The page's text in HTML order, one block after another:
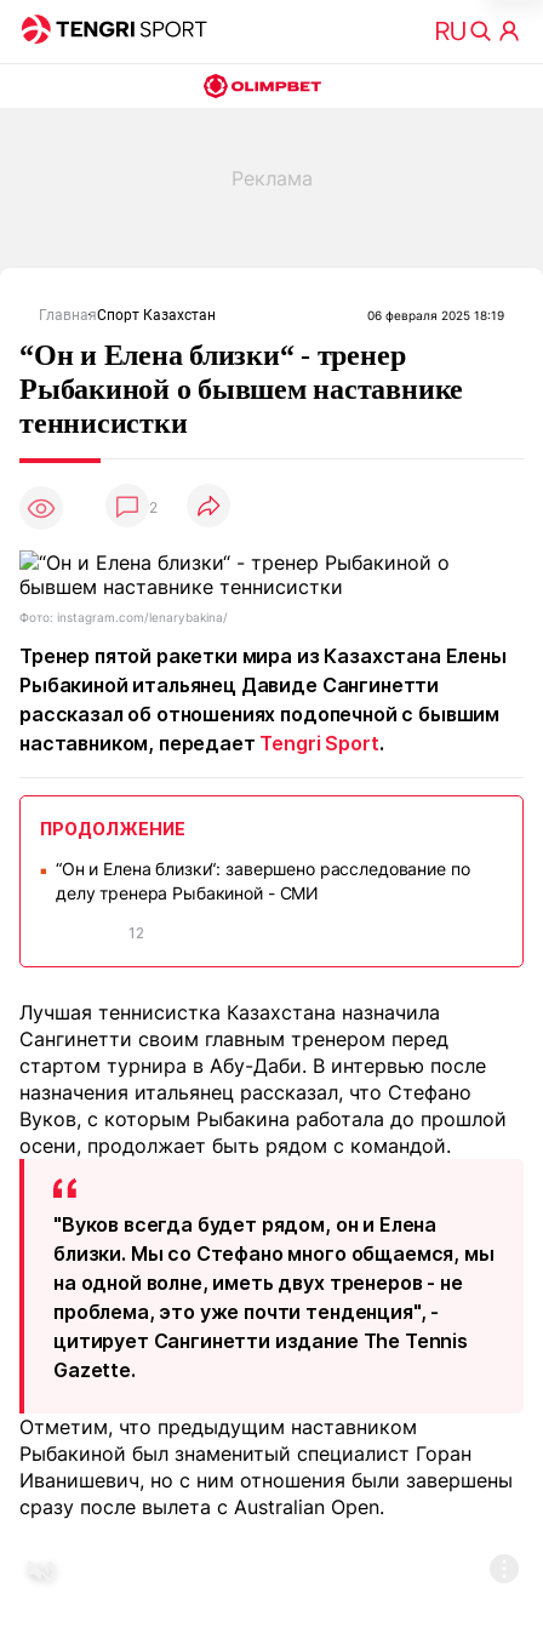
ГлавнаяСпорт Казахстан 06 февраля 2025 18:19
“Он и Елена близки“ - тренер
Рыбакиной о бывшем наставнике
теннисистки
2
Фото: instagram.com/lenarybakina/
Тренер пятой ракетки мира из Казахстана Елены
Рыбакиной итальянец Давиде Сангинетти
рассказал об отношениях подопечной с бывшим
наставником, передает Tengri Sport.
ПРОДОЛЖЕНИЕ
■
“Он и Елена близки“: завершено расследование по
делу тренера Рыбакиной - СМИ
12
Лучшая теннисистка Казахстана назначила
Сангинетти своим главным тренером перед
стартом турнира в Абу-Даби. В интервью после
назначения итальянец рассказал, что Стефано
Вуков, с которым Рыбакина работала до прошлой
осени, продолжает быть рядом с командой.
"Вуков всегда будет рядом, он и Елена
близки. Мы со Стефано много общаемся, мы
на одной волне, иметь двух тренеров - не
проблема, это уже почти тенденция", -
цитирует Сангинетти издание The Tennis
Gazette.
Отметим, что предыдущим наставником
Рыбакиной был знаменитый специалист Горан
Иванишевич, но с ним отношения были завершены
сразу после вылета с Australian Open.